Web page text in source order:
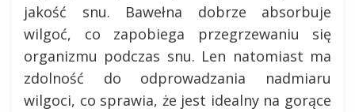
jakość snu. Bawełna dobrze absorbuje
wilgoć, co zapobiega przegrzewaniu się
organizmu podczas snu. Len natomiast ma
zdolność do odprowadzania nadmiaru
wilgoci, co sprawia, że jest idealny na gorące